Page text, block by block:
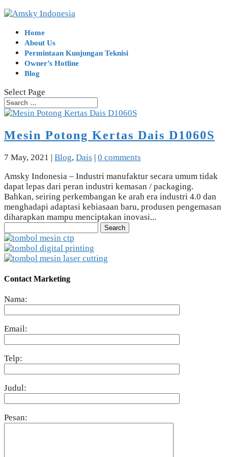
Home
About Us
Permintaan Kunjungan Teknisi
Owner’s Hotline
Blog
Select Page
Mesin Potong Kertas Dais D1060S
7 May, 2021 | Blog, Dais | 0 comments
Amsky Indonesia – Industri manufaktur secara umum tidak
dapat lepas dari peran industri kemasan / packaging.
Bahkan, seiring perkembangan ke arah era industri 4.0 dan
menghadapi adaptasi kebiasaan baru, produsen pengemasan
diharapkan mampu menciptakan inovasi...
for:
Contact Marketing
Nama:
Email:
Telp:
Judul:
Pesan: